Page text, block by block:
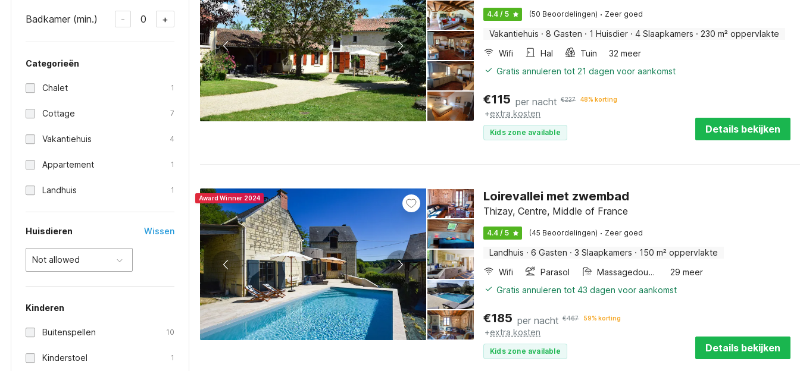
Badkamer (min.) - 0 +
Categorieën
Chalet 1
Cottage 7
Vakantiehuis 4
Appartement 1
Landhuis 1
Huisdieren Wissen
Not allowed
Kinderen
Buitenspellen 10
Kinderstoel 1
4.4 / 5 (50 Beoordelingen) · Zeer goed
Vakantiehuis · 8 Gasten · 1 Huisdier · 4 Slaapkamers · 230 m² oppervlakte
Wifi
Hal Tuin
32 meer
Gratis annuleren tot 21 dagen voor aankomst
€115 per nacht €227 48% korting
+extra kosten
Kids zone available Details bekijken
Award Winner 2024 Loirevallei met zwembad
Thizay, Centre, Middle of France
4.4 / 5 (45 Beoordelingen) · Zeer goed
Landhuis · 6 Gasten · 3 Slaapkamers · 150 m² oppervlakte
Wifi
Parasol Massagedouche
29 meer
Gratis annuleren tot 43 dagen voor aankomst
€185 per nacht €467 59% korting
+extra kosten
Kids zone available Details bekijken